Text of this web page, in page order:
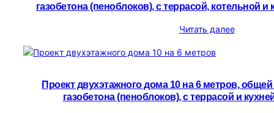
газобетона (пеноблоков), c террасой, котельной и
Читать далее
Проект двухэтажного дома 10 на 6 метров,
газобетона (пеноблоков), c террасой и